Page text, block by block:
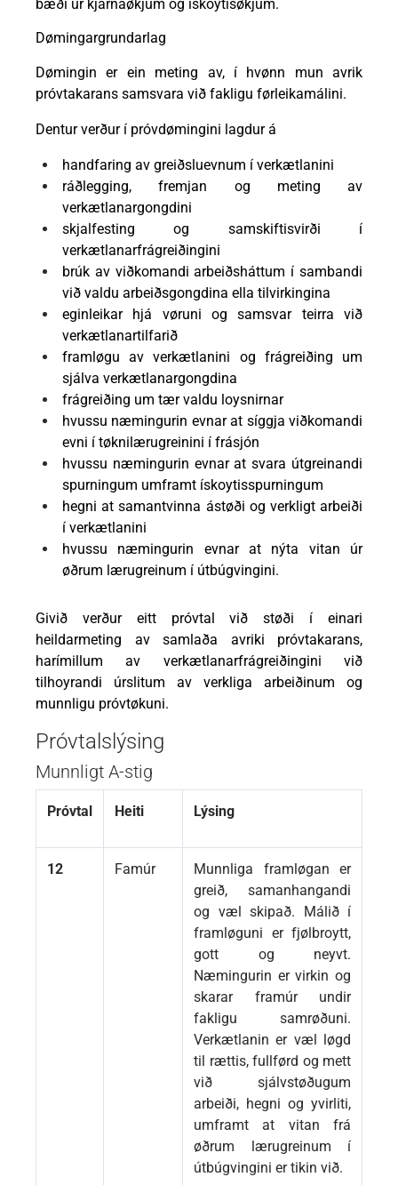
bæði úr kjarnaøkjum og ískoytisøkjum.
Dømingargrundarlag
Dømingin er ein meting av, í hvønn mun avrik
próvtakarans samsvara við fakligu førleikamálini.
Dentur verður í próvdømingini lagdur á
handfaring av greiðsluevnum í verkætlanini
ráðlegging, fremjan og meting av
verkætlanargongdini
skjalfesting og samskiftisvirði í
verkætlanarfrágreiðingini
brúk av viðkomandi arbeiðsháttum í sambandi
við valdu arbeiðsgongdina ella tilvirkingina
eginleikar hjá vøruni og samsvar teirra við
verkætlanartilfarið
framløgu av verkætlanini og frágreiðing um
sjálva verkætlanargongdina
frágreiðing um tær valdu loysnirnar
hvussu næmingurin evnar at síggja viðkomandi
evni í tøknilærugreinini í frásjón
hvussu næmingurin evnar at svara útgreinandi
spurningum umframt ískoytisspurningum
hegni at samantvinna ástøði og verkligt arbeiði
í verkætlanini
hvussu næmingurin evnar at nýta vitan úr
øðrum lærugreinum í útbúgvingini.
Givið verður eitt próvtal við støði í einari
heildarmeting av samlaða avriki próvtakarans,
harímillum av verkætlanarfrágreiðingini við
tilhoyrandi úrslitum av verkliga arbeiðinum og
munnligu próvtøkuni.
Próvtalslýsing
Munnligt A-stig
Próvtal Heiti Lýsing
12 Famúr
Munnliga framløgan er
greið, samanhangandi
og væl skipað. Málið í
framløguni er fjølbroytt,
gott og neyvt.
Næmingurin er virkin og
skarar framúr undir
fakligu samrøðuni.
Verkætlanin er væl løgd
til rættis, fullførd og mett
við sjálvstøðugum
arbeiði, hegni og yvirliti,
umframt at vitan frá
øðrum lærugreinum í
útbúgvingini er tikin við.